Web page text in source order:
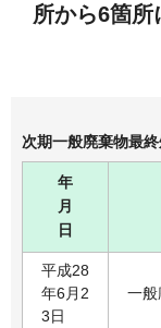
所から6箇所
次期一般廃棄物最
年
月
日
平成28
年6月2
3日
一般